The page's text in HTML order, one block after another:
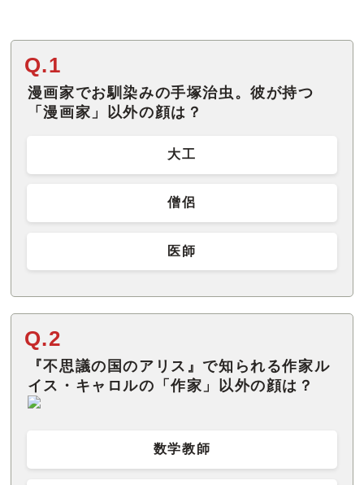
Q.1
漫画家でお馴染みの手塚治虫。彼が持つ
「漫画家」以外の顔は？
大工
僧侶
医師
Q.2
『不思議の国のアリス』で知られる作家ル
数学教師